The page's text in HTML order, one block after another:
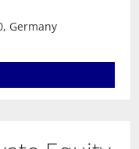
Germany